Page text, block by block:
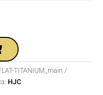
TITANIUM_main
HJC